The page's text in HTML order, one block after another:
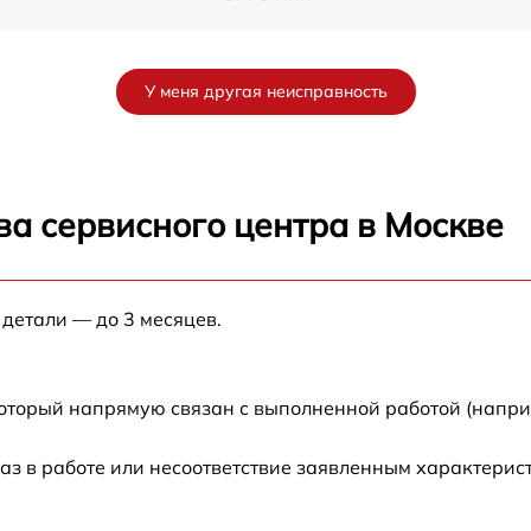
от 50 мин
У меня другая неисправность
сервисного центра в Москве
— до 3 месяцев.
напрямую связан с выполненной работой
в работе или несоответствие заявленным